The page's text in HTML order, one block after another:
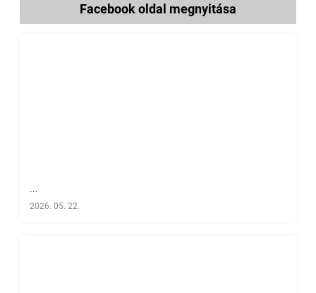
Facebook oldal megnyitása
...
2026. 05. 22.